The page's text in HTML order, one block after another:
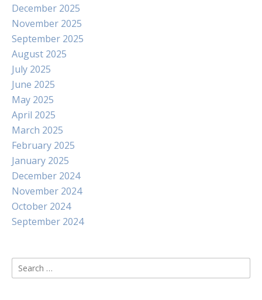
December 2025
November 2025
September 2025
August 2025
July 2025
June 2025
May 2025
April 2025
March 2025
February 2025
January 2025
December 2024
November 2024
October 2024
September 2024
Search
for: